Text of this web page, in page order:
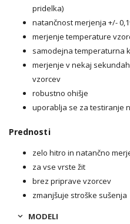
pridelka)
natančnost merjenja +/-
merjenje temperature
samodejna temperaturna
merjenje v nekaj
vzorcev
robustno ohišje
uporablja se za testiranje
Prednosti
zelo hitro in natančno
za vse vrste žit
brez priprave vzorcev
zmanjšuje stroške sušenja
MODELI